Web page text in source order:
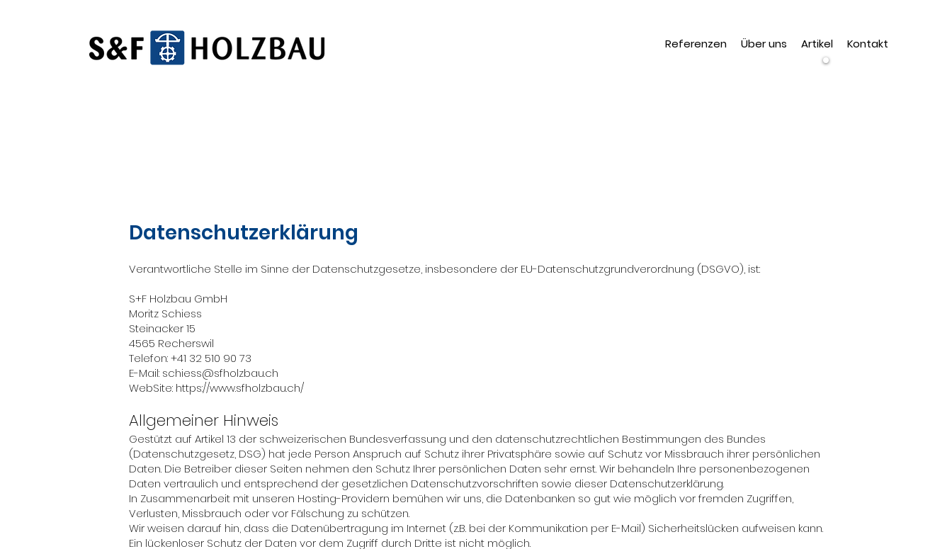
Referenzen Über uns Artikel Kontakt
Datenschutzerklärung
Verantwortliche Stelle im Sinne der Datenschutzgesetze, insbesondere der EU-Datenschutzgrundverordnung (DSGVO), ist:
S+F Holzbau GmbH
Moritz Schiess
Steinacker 15
4565 Recherswil
Telefon: +41 32 510 90 73
E-Mail: schiess@sfholzbau.ch
WebSite: https://www.sfholzbau.ch/
Allgemeiner Hinweis
Gestützt auf Artikel 13 der schweizerischen Bundesverfassung und den datenschutzrechtlichen Bestimmungen des Bundes
(Datenschutzgesetz, DSG) hat jede Person Anspruch auf Schutz ihrer Privatsphäre sowie auf Schutz vor Missbrauch ihrer persönlichen
Daten. Die Betreiber dieser Seiten nehmen den Schutz Ihrer persönlichen Daten sehr ernst. Wir behandeln Ihre personenbezogenen
Daten vertraulich und entsprechend der gesetzlichen Datenschutzvorschriften sowie dieser Datenschutzerklärung.
In Zusammenarbeit mit unseren Hosting-Providern bemühen wir uns, die Datenbanken so gut wie möglich vor fremden Zugriffen,
Verlusten, Missbrauch oder vor Fälschung zu schützen.
Wir weisen darauf hin, dass die Datenübertragung im Internet (z.B. bei der Kommunikation per E-Mail) Sicherheitslücken aufweisen kann.
Ein lückenloser Schutz der Daten vor dem Zugriff durch Dritte ist nicht möglich.